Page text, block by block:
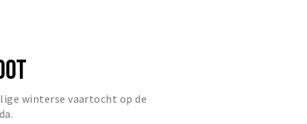
winterse vaartocht op de